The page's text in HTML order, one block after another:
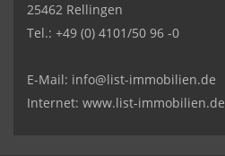
25462 Rellingen
Tel.: +49 (0) 4101/50 96 -0
E-Mail: info@list-immobilien.de
Internet: www.list-immobilien.de